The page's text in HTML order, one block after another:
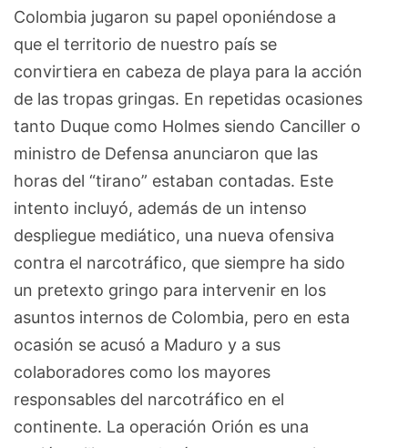
Colombia jugaron su papel oponiéndose a
que el territorio de nuestro país se
convirtiera en cabeza de playa para la acción
de las tropas gringas. En repetidas ocasiones
tanto Duque como Holmes siendo Canciller o
ministro de Defensa anunciaron que las
horas del “tirano” estaban contadas. Este
intento incluyó, además de un intenso
despliegue mediático, una nueva ofensiva
contra el narcotráfico, que siempre ha sido
un pretexto gringo para intervenir en los
asuntos internos de Colombia, pero en esta
ocasión se acusó a Maduro y a sus
colaboradores como los mayores
responsables del narcotráfico en el
continente. La operación Orión es una